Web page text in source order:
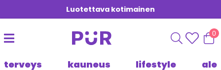
Luotettava kotimainen
0
terveys kauneus lifestyle ale